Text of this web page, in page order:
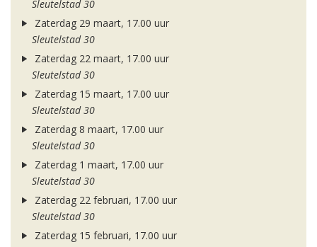
Sleutelstad 30
Zaterdag 29 maart, 17.00 uur
Sleutelstad 30
Zaterdag 22 maart, 17.00 uur
Sleutelstad 30
Zaterdag 15 maart, 17.00 uur
Sleutelstad 30
Zaterdag 8 maart, 17.00 uur
Sleutelstad 30
Zaterdag 1 maart, 17.00 uur
Sleutelstad 30
Zaterdag 22 februari, 17.00 uur
Sleutelstad 30
Zaterdag 15 februari, 17.00 uur